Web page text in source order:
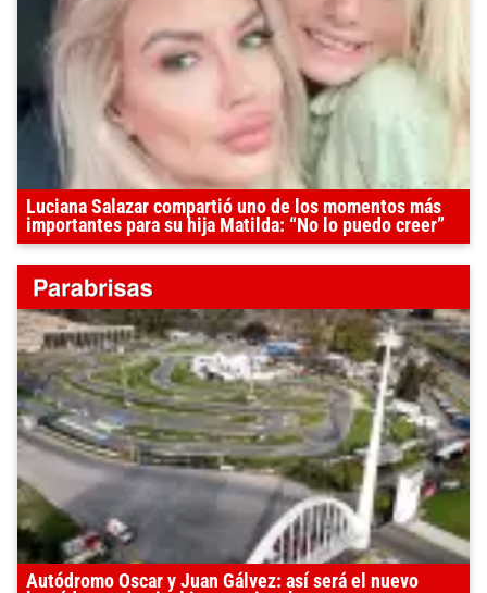
Luciana Salazar compartió uno de los momentos más
importantes para su hija Matilda: “No lo puedo creer”
Autódromo Oscar y Juan Gálvez: así será el nuevo